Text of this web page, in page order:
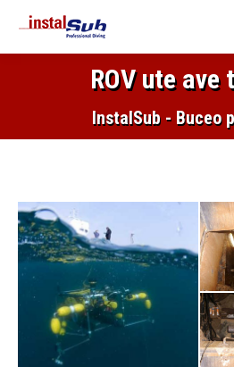
ROV ute
InstalSub - Buceo
Estás aquí: